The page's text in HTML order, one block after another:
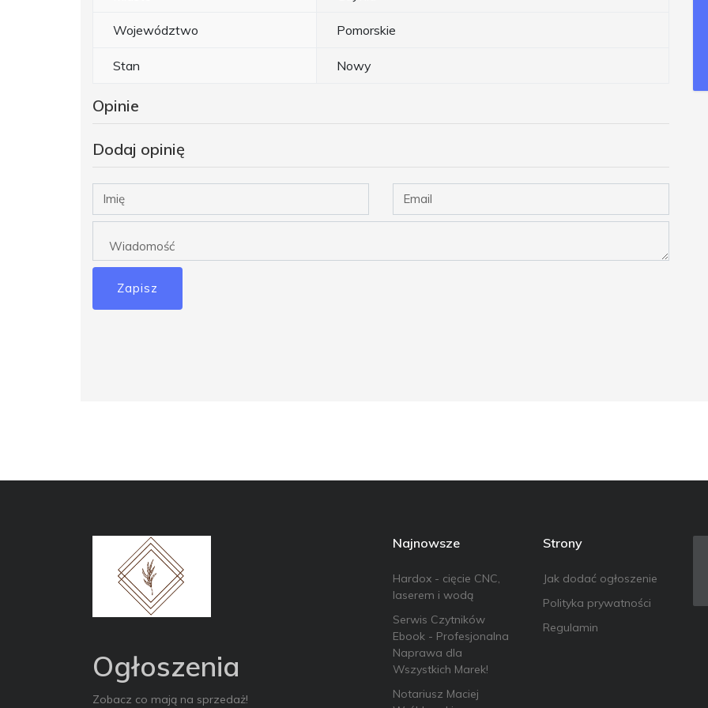
Województwo Pomorskie
Stan Nowy
Opinie
Dodaj opinię
Zapisz
Ogłoszenia
Zobacz co mają na sprzedaż!
Najnowsze
Hardox - cięcie CNC,
laserem i wodą
Serwis Czytników
Ebook - Profesjonalna
Naprawa dla
Wszystkich Marek!
Notariusz Maciej
Strony
Jak dodać ogłoszenie
Polityka prywatności
Regulamin